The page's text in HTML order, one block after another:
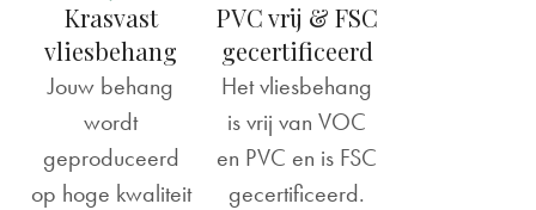
Krasvast
vliesbehang
Jouw behang
wordt
geproduceerd
op hoge kwaliteit
PVC vrij & FSC
gecertificeerd
Het vliesbehang
is vrij van VOC
en PVC en is FSC
gecertificeerd.